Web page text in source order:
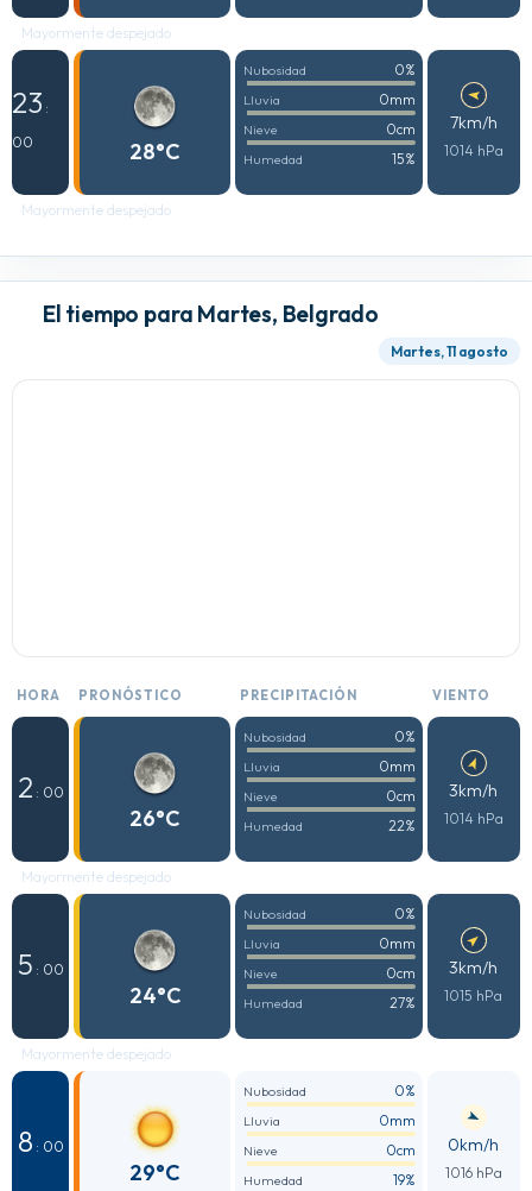
Mayormente despejado
23 :
00
28°C
Nubosidad 0%
Lluvia 0mm
Nieve 0cm
Humedad 15%
7km/h
1014 hPa
Mayormente despejado
El tiempo para Martes, Belgrado
Martes, 11 agosto
HORA PRONÓSTICO PRECIPITACIÓN VIENTO
2 : 00
26°C
Nubosidad 0%
Lluvia 0mm
Nieve 0cm
Humedad 22%
3km/h
1014 hPa
Mayormente despejado
5 : 00
24°C
Nubosidad 0%
Lluvia 0mm
Nieve 0cm
Humedad 27%
3km/h
1015 hPa
Mayormente despejado
8 : 00
29°C
Nubosidad 0%
Lluvia 0mm
Nieve 0cm
Humedad 19%
0km/h
1016 hPa